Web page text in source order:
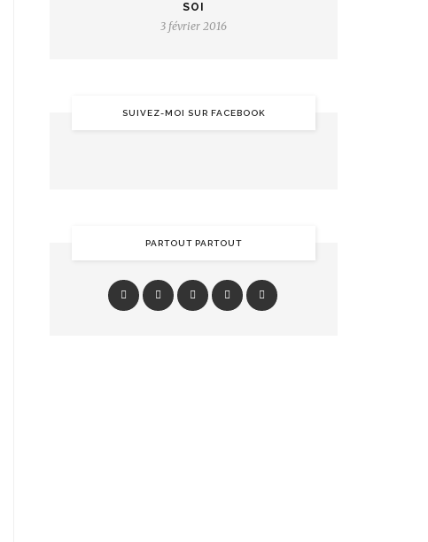
SOI
3 février 2016
SUIVEZ-MOI SUR FACEBOOK
PARTOUT PARTOUT